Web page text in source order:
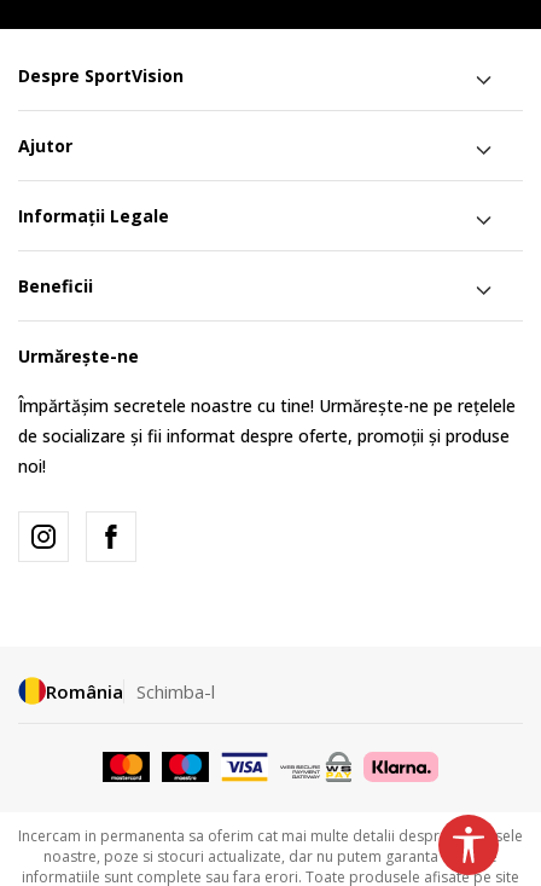
Despre SportVision
Ajutor
Informații Legale
Beneficii
Urmărește-ne
Împărtășim secretele noastre cu tine! Urmărește-ne pe rețelele
de socializare și fii informat despre oferte, promoții și produse
noi!
România Schimba-l
Incercam in permanenta sa oferim cat mai multe detalii despre produsele
noastre, poze si stocuri actualizate, dar nu putem garanta ca toate
informatiile sunt complete sau fara erori. Toate produsele afisate pe site